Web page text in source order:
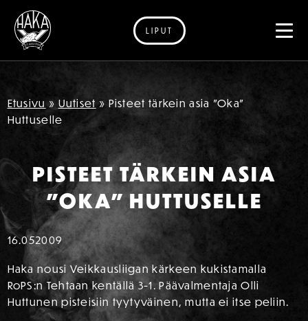
Siirry sisältöön
LIPUT
Etusivu » Uutiset » Pisteet tärkein asia ”Oka”
Huttuselle
PISTEET TÄRKEIN ASIA
”OKA” HUTTUSELLE
16.052009
Haka nousi Veikkausliigan kärkeen kukistamalla
RoPS:n Tehtaan kentällä 3-1. Päävalmentaja Olli
Huttunen pisteisiin tyytyväinen, mutta ei itse peliin.